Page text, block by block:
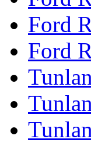
Ford
Ford